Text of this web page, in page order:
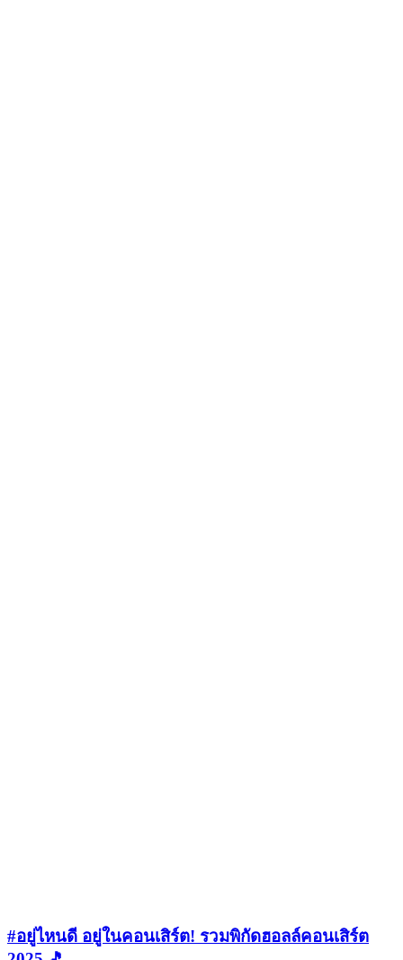
#อยู่ไหนดี อยู่ในคอนเสิร์ต! รวมพิกัดฮอลล์คอนเสิร์ต